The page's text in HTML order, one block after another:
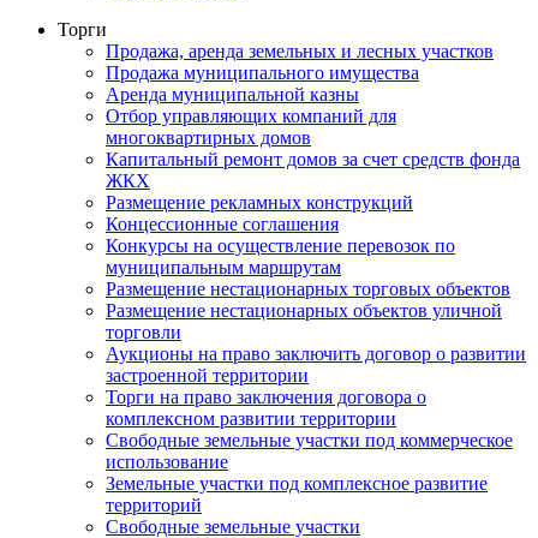
Торги
Продажа, аренда земельных и лесных участков
Продажа муниципального имущества
Аренда муниципальной казны
Отбор управляющих компаний для
многоквартирных домов
Капитальный ремонт домов за счет средств фонда
ЖКХ
Размещение рекламных конструкций
Концессионные соглашения
Конкурсы на осуществление перевозок по
муниципальным маршрутам
Размещение нестационарных торговых объектов
Размещение нестационарных объектов уличной
торговли
Аукционы на право заключить договор о развитии
застроенной территории
Торги на право заключения договора о
комплексном развитии территории
Свободные земельные участки под коммерческое
использование
Земельные участки под комплексное развитие
территорий
Свободные земельные участки